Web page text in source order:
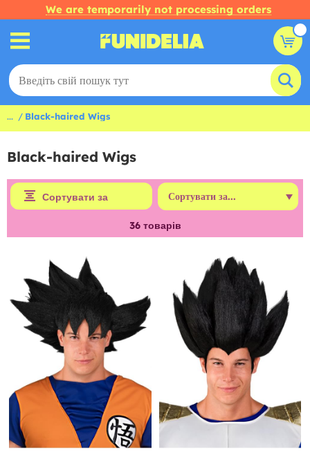
We are temporarily not processing orders
... Black-haired Wigs
Black-haired Wigs
Сортувати за
36товарів